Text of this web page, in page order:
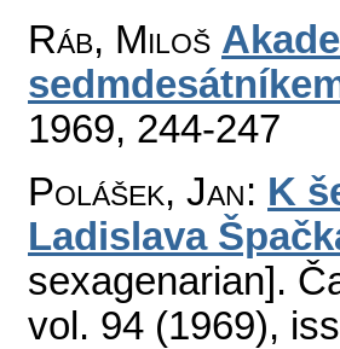
Ráb, Miloš
1969, 244-247
Polášek, Jan: K
Ladislava
sexagenarian].
vol. 94 (1969),